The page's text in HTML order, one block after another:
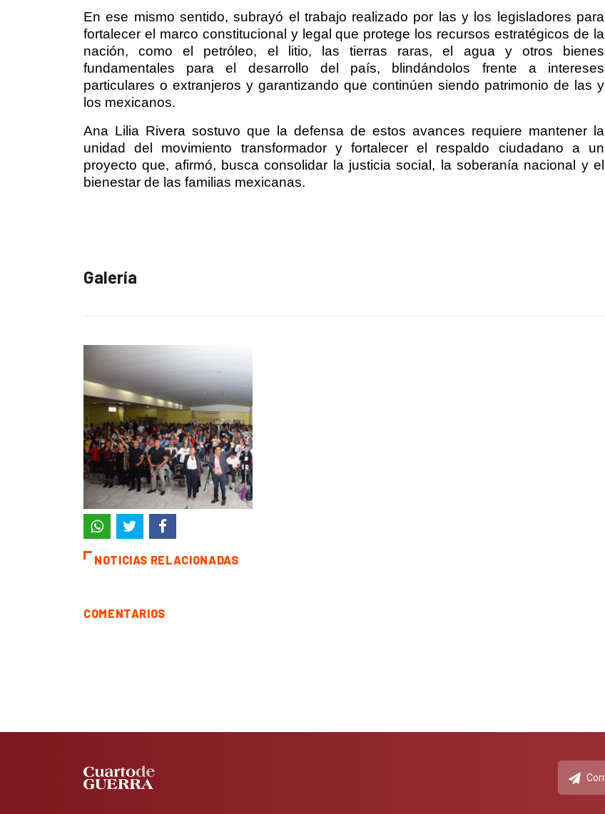
En ese mismo sentido, subrayó el trabajo realizado por las y los legisladores para
fortalecer el marco constitucional y legal que protege los recursos estratégicos de la
nación, como el petróleo, el litio, las tierras raras, el agua y otros bienes
fundamentales para el desarrollo del país, blindándolos frente a intereses
particulares o extranjeros y garantizando que continúen siendo patrimonio de las y
los mexicanos.
Ana Lilia Rivera sostuvo que la defensa de estos avances requiere mantener la
unidad del movimiento transformador y fortalecer el respaldo ciudadano a un
proyecto que, afirmó, busca consolidar la justicia social, la soberanía nacional y el
bienestar de las familias mexicanas.
Galería
NOTICIAS RELACIONADAS
COMENTARIOS